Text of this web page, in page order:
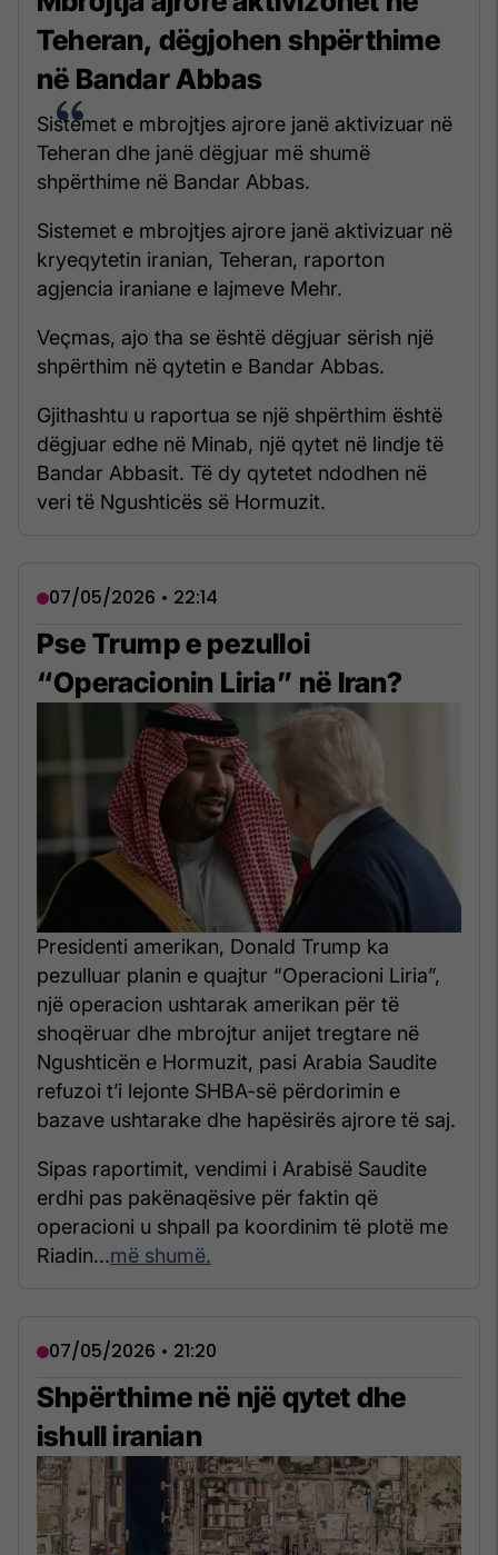
Teheran, dëgjohen shpërthime
në Bandar Abbas
Sistemet e mbrojtjes ajrore janë aktivizuar në
Teheran dhe janë dëgjuar më shumë
shpërthime në Bandar Abbas.
Sistemet e mbrojtjes ajrore janë aktivizuar në
kryeqytetin iranian, Teheran, raporton
agjencia iraniane e lajmeve Mehr.
Veçmas, ajo tha se është dëgjuar sërish një
shpërthim në qytetin e Bandar Abbas.
Gjithashtu u raportua se një shpërthim është
dëgjuar edhe në Minab, një qytet në lindje të
Bandar Abbasit. Të dy qytetet ndodhen në
veri të Ngushticës së Hormuzit.
07/05/2026 • 22:14
Pse Trump e pezulloi
“Operacionin Liria” në Iran?
Presidenti amerikan, Donald Trump ka
pezulluar planin e quajtur “Operacioni Liria”,
një operacion ushtarak amerikan për të
shoqëruar dhe mbrojtur anijet tregtare në
Ngushticën e Hormuzit, pasi Arabia Saudite
refuzoi t’i lejonte SHBA-së përdorimin e
bazave ushtarake dhe hapësirës ajrore të saj.
Sipas raportimit, vendimi i Arabisë Saudite
erdhi pas pakënaqësive për faktin që
operacioni u shpall pa koordinim të plotë me
Riadin...më shumë.
07/05/2026 • 21:20
Shpërthime në një qytet dhe
ishull iranian